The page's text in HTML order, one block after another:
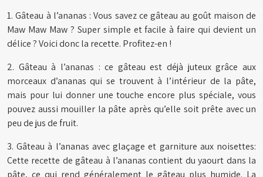
1. Gâteau à l’ananas : Vous savez ce gâteau au goût maison de
Maw Maw Maw ? Super simple et facile à faire qui devient un
délice ? Voici donc la recette. Profitez-en !
2. Gâteau à l’ananas : ce gâteau est déjà juteux grâce aux
morceaux d’ananas qui se trouvent à l’intérieur de la pâte,
mais pour lui donner une touche encore plus spéciale, vous
pouvez aussi mouiller la pâte après qu’elle soit prête avec un
peu de jus de fruit.
3. Gâteau à l’ananas avec glaçage et garniture aux noisettes:
Cette recette de gâteau à l’ananas contient du yaourt dans la
pâte, ce qui rend généralement le gâteau plus humide. La